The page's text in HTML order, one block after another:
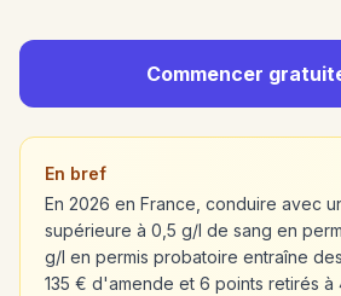
Commencer
En bref
En 2026 en France, conduire avec
supérieure à 0,5 g/l de sang en
g/l en permis probatoire entraîne
135 € d'amende et 6 points retirés à